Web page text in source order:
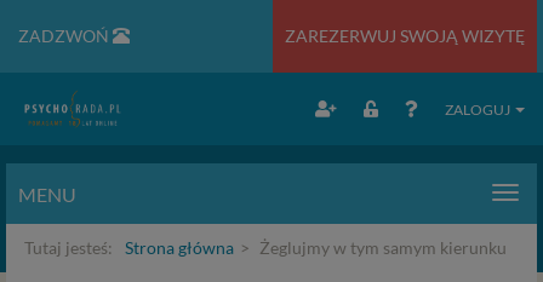
ZADZWOŃ ZAREZERWUJ SWOJĄ WIZYTĘ
ZALOGUJ
MENU
Tutaj jesteś: Strona główna Żeglujmy w tym samym kierunku